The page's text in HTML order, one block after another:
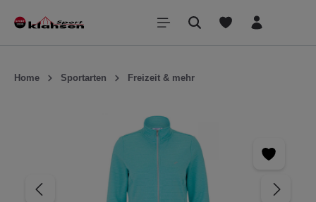
springen
Home Sportarten Freizeit & mehr